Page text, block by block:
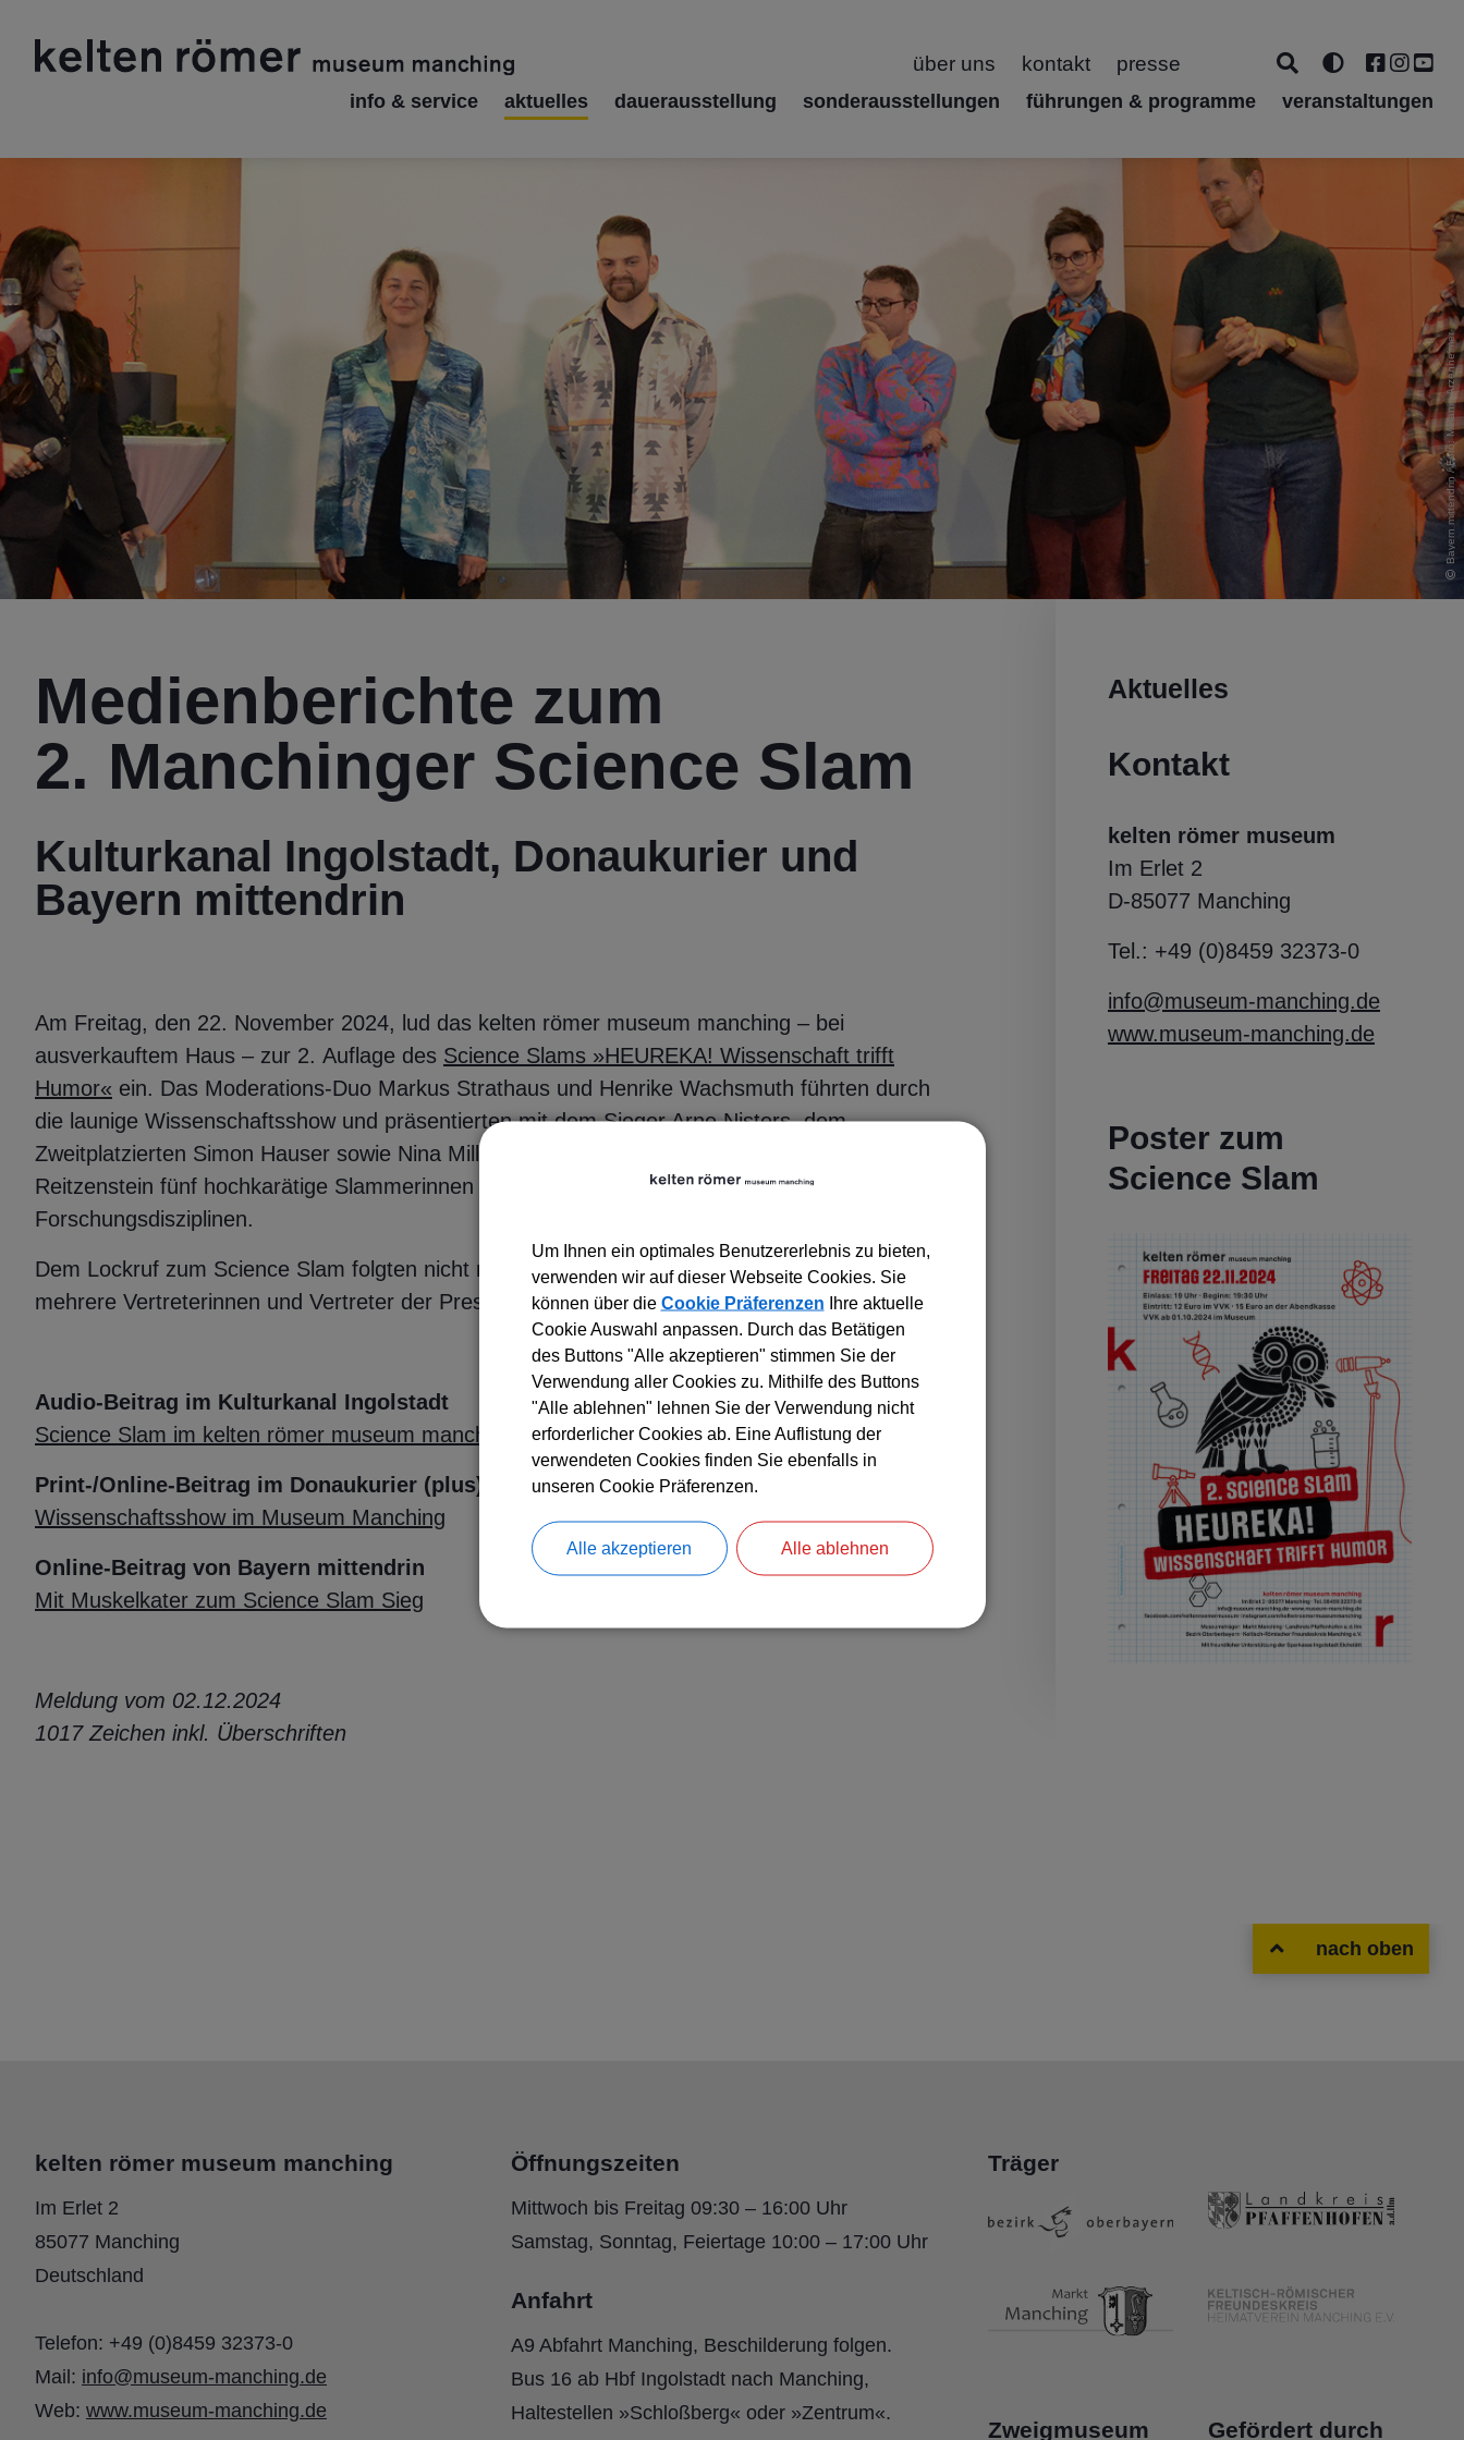
über uns kontakt presse
info & service aktuelles dauerausstellung sonderausstellungen führungen & programme veranstaltungen
Bayern mittendrin / Foto: Melanie Arzenheimer
Medienberichte zum
2. Manchinger Science Slam
Kulturkanal Ingolstadt, Donaukurier und
Bayern mittendrin
Am Freitag, den 22. November 2024, lud das kelten römer museum manching – bei
ausverkauftem Haus – zur 2. Auflage des Science Slams »HEUREKA! Wissenschaft trifft
Humor« ein. Das Moderations-Duo Markus Strathaus und Henrike Wachsmuth führten durch
die launige Wissenschaftsshow und präsentierten mit dem Sieger Arne Nisters, dem
Zweitplatzierten Simon Hauser sowie Nina Miller, Patrick Günter Hanisch und Denise
Reitzenstein fünf hochkarätige Slammerinnen und Slammer aus diversen
Forschungsdisziplinen.
Dem Lockruf zum Science Slam folgten nicht nur gutgelaunte 150 Gäste, sondern auch
mehrere Vertreterinnen und Vertreter der Presse. Ihre Berichte finden sich hier:
Audio-Beitrag im Kulturkanal Ingolstadt
Science Slam im kelten römer museum manching
Print-/Online-Beitrag im Donaukurier (plus)
Wissenschaftsshow im Museum Manching
Online-Beitrag von Bayern mittendrin
Mit Muskelkater zum Science Slam Sieg
Meldung vom 02.12.2024
1017 Zeichen inkl. Überschriften
Aktuelles
Kontakt
kelten römer museum
Im Erlet 2
D-85077 Manching
Tel.: +49 (0)8459 32373-0
info@museum-manching.de
www.museum-manching.de
Poster zum
Science Slam
nach oben
kelten römer museum manching
Im Erlet 2
85077 Manching
Deutschland
Telefon: +49 (0)8459 32373-0
Mail: info@museum-manching.de
Web: www.museum-manching.de
Öffnungszeiten
Mittwoch bis Freitag 09:30 – 16:00 Uhr
Samstag, Sonntag, Feiertage 10:00 – 17:00 Uhr
Anfahrt
A9 Abfahrt Manching, Beschilderung folgen.
Bus 16 ab Hbf Ingolstadt nach Manching,
Haltestellen »Schloßberg« oder »Zentrum«.
Träger
Zweigmuseum Gefördert durch
Um Ihnen ein optimales Benutzererlebnis zu bieten,
verwenden wir auf dieser Webseite Cookies. Sie
können über die Cookie Präferenzen Ihre aktuelle
Cookie Auswahl anpassen. Durch das Betätigen
des Buttons "Alle akzeptieren" stimmen Sie der
Verwendung aller Cookies zu. Mithilfe des Buttons
"Alle ablehnen" lehnen Sie der Verwendung nicht
erforderlicher Cookies ab. Eine Auflistung der
verwendeten Cookies finden Sie ebenfalls in
unseren Cookie Präferenzen.
Alle akzeptieren Alle ablehnen